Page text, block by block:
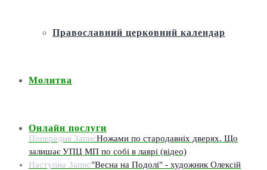
Православний церковний календар
Молитва
Онлайн послуги
Попередня ЗаписНожами по стародавніх дверях. Що
залишає УПЦ МП по собі в лаврі (відео)
Наступна Запис"Весна на Подолі" - художник Олексій